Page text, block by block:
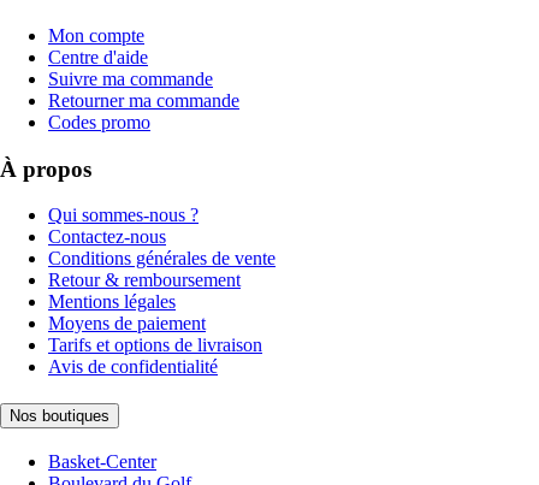
Mon compte
Centre d'aide
Suivre ma commande
Retourner ma commande
Codes promo
À propos
Qui sommes-nous ?
Contactez-nous
Conditions générales de vente
Retour & remboursement
Mentions légales
Moyens de paiement
Tarifs et options de livraison
Avis de confidentialité
Nos boutiques
Basket-Center